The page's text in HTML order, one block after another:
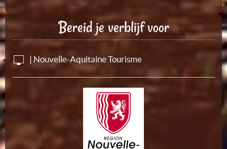
Bereid je verblijf voor
| Nouvelle-Aquitaine Tourisme